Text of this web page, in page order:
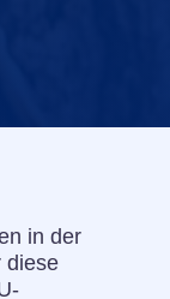
in der
diese